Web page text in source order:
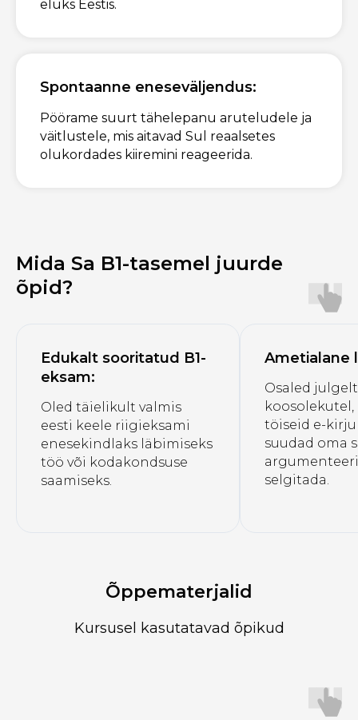
eluks Eestis.
Spontaanne eneseväljendus:
Pöörame suurt tähelepanu aruteludele ja
väitlustele, mis aitavad Sul reaalsetes
olukordades kiiremini reageerida.
Mida Sa B1-tasemel juurde
õpid?
Edukalt sooritatud B1-
eksam:
Oled täielikult valmis
eesti keele riigieksami
enesekindlaks läbimiseks
töö või kodakondsuse
saamiseks.
Ametialane
Osaled julgelt
töiseid e-
suudad oma
selgitada.
Õppematerjalid
Kursusel kasutatavad õpikud